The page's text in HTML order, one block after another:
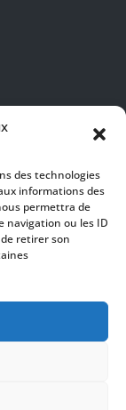
des technologies
informations des
permettra de
navigation ou les ID
retirer son